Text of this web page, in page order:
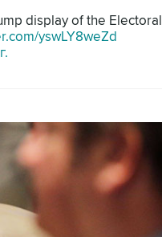
display of the Electoral
yswLY8weZd